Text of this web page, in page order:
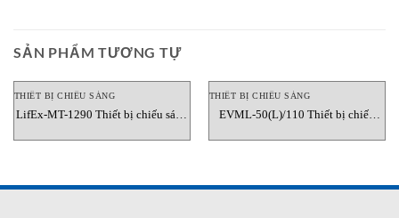
SẢN PHẨM TƯƠNG TỰ
THIẾT BỊ CHIẾU SÁNG
LifEx-MT-1290 Thiết bị chiếu sáng
THIẾT BỊ CHIẾU SÁNG
EVML-50(L)/110 Thiết bị chiếu